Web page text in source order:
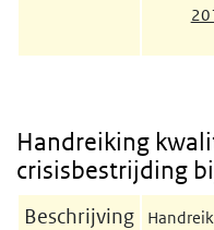
Handreiking
crisisbestrijding
Beschrijving